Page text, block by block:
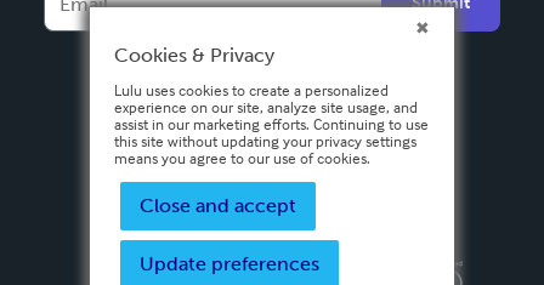
Español
Privacy PolicyTerms & Conditions
Cookies & Privacy
Lulu uses cookies to create a personalized
experience on our site, analyze site usage, and
assist in our marketing efforts. Continuing to use
this site without updating your privacy settings
means you agree to our use of cookies.
Close and accept
Update preferences